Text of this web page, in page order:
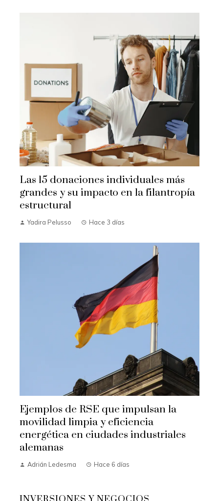
Las 15 donaciones individuales más
grandes y su impacto en la filantropía
estructural
Yadira Pelusso Hace 3 días
Ejemplos de RSE que impulsan la
movilidad limpia y eficiencia
energética en ciudades industriales
alemanas
Adrián Ledesma Hace 6 días